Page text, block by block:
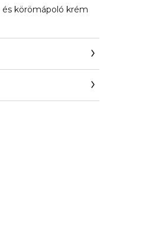
körömápoló krém